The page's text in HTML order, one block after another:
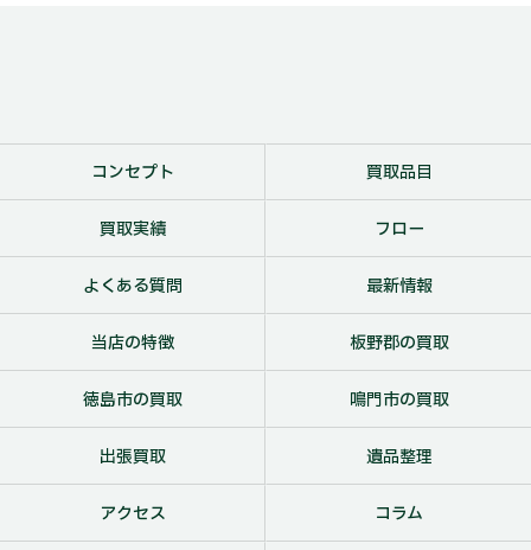
コンセプト 買取品目
買取実績 フロー
よくある質問 最新情報
当店の特徴 板野郡の買取
徳島市の買取 鳴門市の買取
出張買取 遺品整理
アクセス コラム